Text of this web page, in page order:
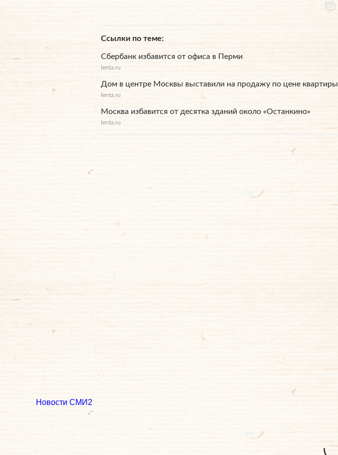
Ссылки по теме
Сбербанк избавится от офиса в Перми
lenta.ru
Дом в центре Москвы выставили на продажу по цене квартиры
lenta.ru
Москва избавится от десятка зданий около «Останкино»
lenta.ru
Новости СМИ2